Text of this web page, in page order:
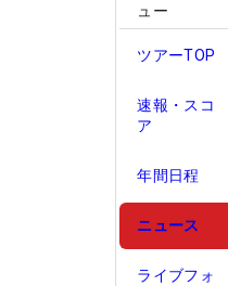
ュー
ツアーTOP
速報・スコ
ア
年間日程
ニュース
ライブフォ